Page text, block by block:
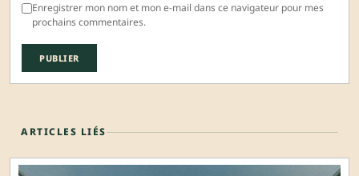
Enregistrer mon nom et mon e-mail dans ce navigateur pour mes
prochains commentaires.
ARTICLES LIÉS